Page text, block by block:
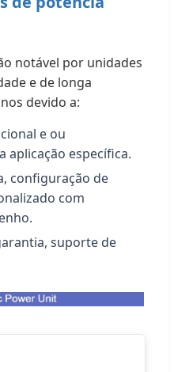
notável por unidades
e de longa
devido a:
e ou
aplicação específica.
configuração de
com
suporte de